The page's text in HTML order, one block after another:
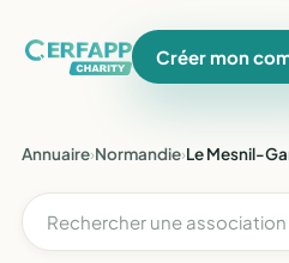
Créer mon
Annuaire›Normandie›Le Mesnil-